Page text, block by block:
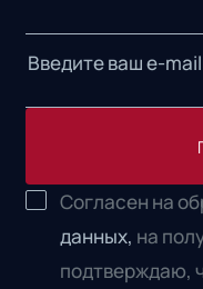
Согласен на
данных, на
подтверждаю,